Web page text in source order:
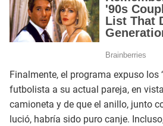
Finalmente, el programa expuso los
futbolista a su actual pareja, en
camioneta y de que el anillo, junto
lució, habría sido puro canje.